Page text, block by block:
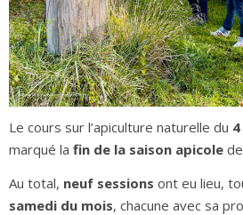
L e cours sur l’apiculture naturelle du
marqué la fin de la saison apicole
Au total, neuf sessions ont eu lieu,
samedi du mois, chacune avec sa